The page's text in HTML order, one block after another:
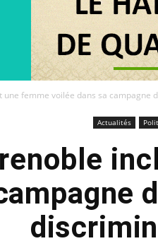
une femme voilée dans sa campagne
Actualités